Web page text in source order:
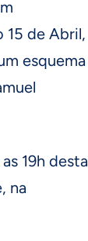
15 de Abril,
esquema
19h desta
na